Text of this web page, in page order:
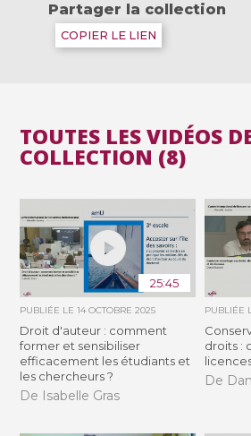
Partager la collection
COPIER LE LIEN
TOUTES LES VIDÉOS
COLLECTION (8)
25:45
PUBLIÉE LE14 OCTOBRE 2025
Droit d'auteur : comment
former et sensibiliser
efficacement les étudiants et
les chercheurs ?
De Isabelle Gras
PUBLIÉE
droits :
De